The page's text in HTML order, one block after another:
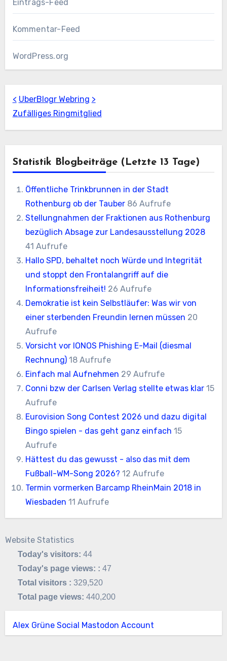
Eintrags-Feed
Kommentar-Feed
WordPress.org
< UberBlogr Webring >
Zufälliges Ringmitglied
Statistik Blogbeiträge (letzte 13 Tage)
Öffentliche Trinkbrunnen in der Stadt
Rothenburg ob der Tauber 86 Aufrufe
Stellungnahmen der Fraktionen aus Rothenburg
bezüglich Absage zur Landesausstellung 2028
41 Aufrufe
Hallo SPD, behaltet noch Würde und Integrität
und stoppt den Frontalangriff auf die
Informationsfreiheit! 26 Aufrufe
Demokratie ist kein Selbstläufer: Was wir von
einer sterbenden Freundin lernen müssen 20
Aufrufe
Vorsicht vor IONOS Phishing E-Mail (diesmal
Rechnung) 18 Aufrufe
Einfach mal Aufnehmen 29 Aufrufe
Conni bzw der Carlsen Verlag stellte etwas klar 15
Aufrufe
Eurovision Song Contest 2026 und dazu digital
Bingo spielen - das geht ganz einfach 15
Aufrufe
Hättest du das gewusst - also das mit dem
Fußball-WM-Song 2026? 12 Aufrufe
Termin vormerken Barcamp RheinMain 2018 in
Wiesbaden 11 Aufrufe
Website Statistics
Today's visitors:44
Today's page views: :47
Total visitors :329,520
Total page views:440,200
Alex Grüne Social Mastodon Account